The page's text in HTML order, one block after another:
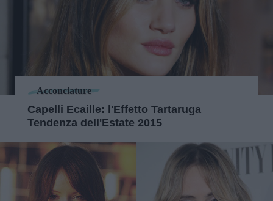
Acconciature
Capelli Ecaille: l'Effetto Tartaruga
Tendenza dell'Estate 2015